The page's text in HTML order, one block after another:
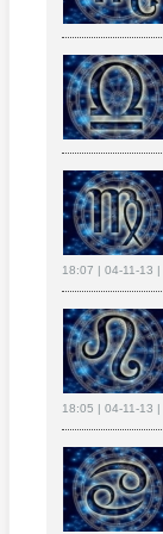
18:07 | 04-11-13 |
18:05 | 04-11-13 |